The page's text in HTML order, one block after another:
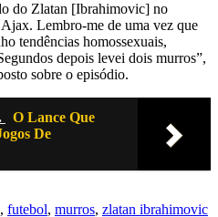
do Zlatan [Ibrahimovic] no
Lembro-me de uma vez que
tendências homossexuais,
depois levei dois murros”,
sobre o episódio.
O Lance Que
De
, futebol, murros, zlatan ibrahimovic